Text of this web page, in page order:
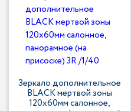
Зеркало дополнительное
BLACK мертвой зоны
120х60мм салонное,